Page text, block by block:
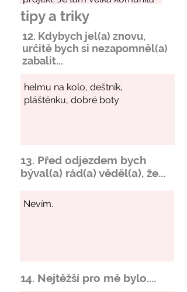
tipy a triky
12. Kdybych jel(a) znovu,
určitě bych si nezapomněl(a)
zabalit...
13. Před odjezdem bych
býval(a) rád(a) věděl(a), že...
14. Nejtěžší pro mě bylo....